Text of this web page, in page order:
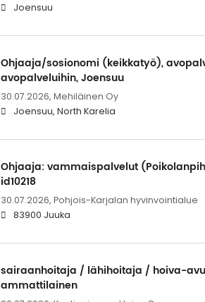
Joensuu
Ohjaaja/sosionomi (keikkatyö),
avopalveluihin, Joensuu
30.07.2026, Mehiläinen Oy
Joensuu, North Karelia
Ohjaaja: vammaispalvelut
id10218
30.07.2026, Pohjois-Karjalan hyvinvointialue
83900 Juuka
sairaanhoitaja / lähihoitaja / hoiva-
ammattilainen